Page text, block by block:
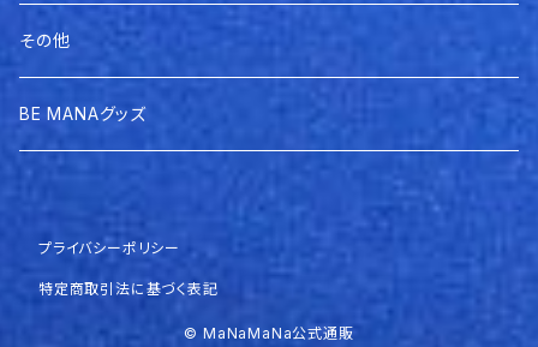
その他
BE MANAグッズ
プライバシーポリシー
特定商取引法に基づく表記
© MaNaMaNa公式通販